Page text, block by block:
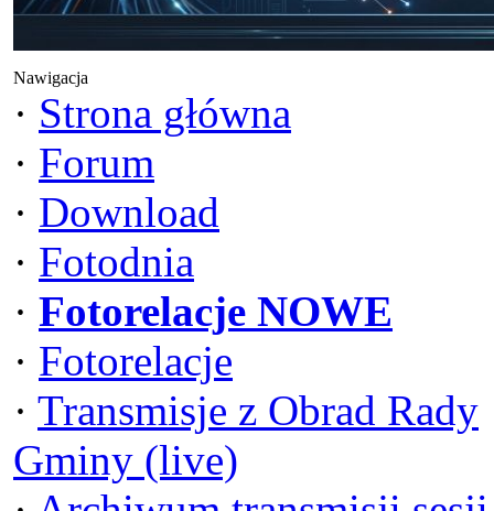
Nawigacja
· Strona główna
· Forum
· Download
· Fotodnia
· Fotorelacje NOWE
· Fotorelacje
· Transmisje z Obrad Rady
Gminy (live)